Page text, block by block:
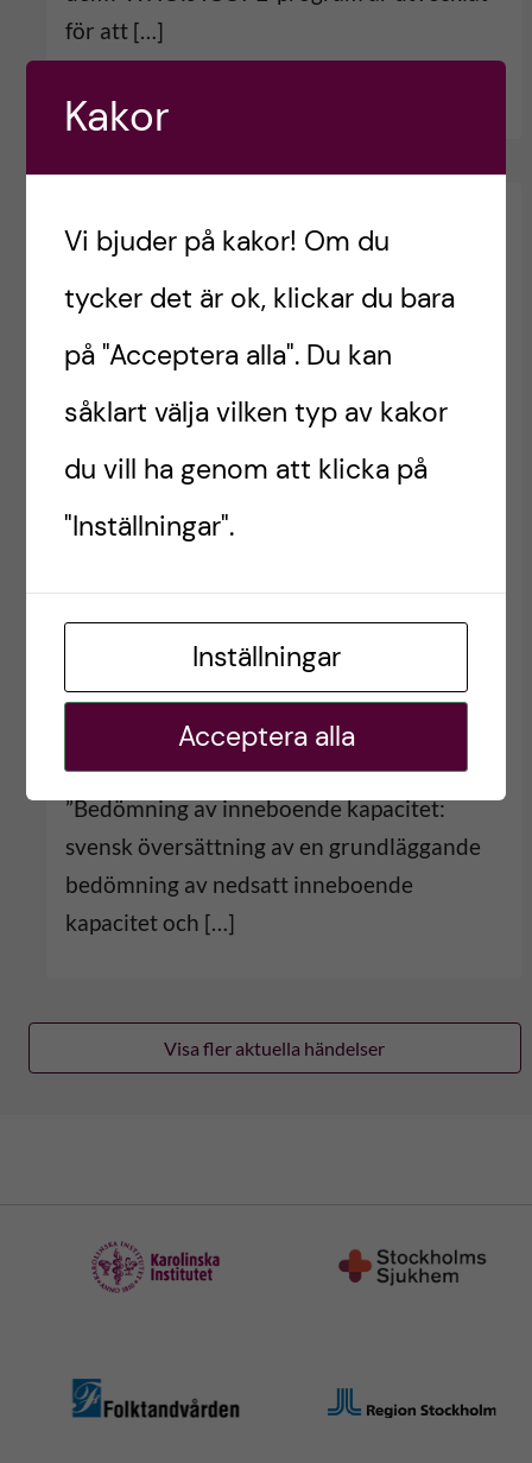
för att […]
1,5 miljoner till forskning om äldres
hälsa och tandvårdens roll i
Jesper Dalum har fått 1,5 miljoner i
forskningsbidrag från Styrgruppen för
odontologisk forskning SOF. Projektet
”Bedömning av inneboende kapacitet:
svensk översättning av en grundläggande
bedömning av nedsatt inneboende
kapacitet och […]
Visa fler aktuella händelser
Kakor
Vi bjuder på kakor! Om du
tycker det är ok, klickar du bara
på "Acceptera alla". Du kan
såklart välja vilken typ av kakor
du vill ha genom att klicka på
"Inställningar".
Inställningar
Acceptera alla